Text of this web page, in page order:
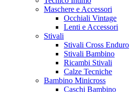
Maschere e Accessori
Occhiali Vintage
Lenti e Accessori
Stivali
Stivali Cross Enduro
Stivali Bambino
Ricambi Stivali
Calze Tecniche
Bambino Minicross
Caschi Bambino